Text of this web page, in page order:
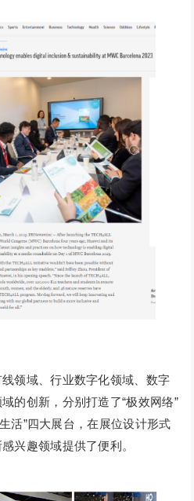
领域、行业数字化领域、数字
的创新，分别打造了“极效网络”
活”四大展台，在展位设计形式
兴趣领域提供了便利。